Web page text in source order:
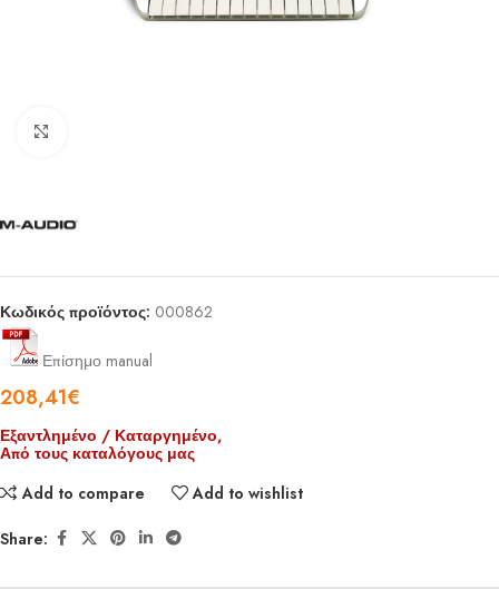
Κωδικός προϊόντος: 000862
Επίσημο manual
208,41€
Εξαντλημένο / Καταργημένο,
Από τους καταλόγους μας
Add to compare
Add to wishlist
Share: